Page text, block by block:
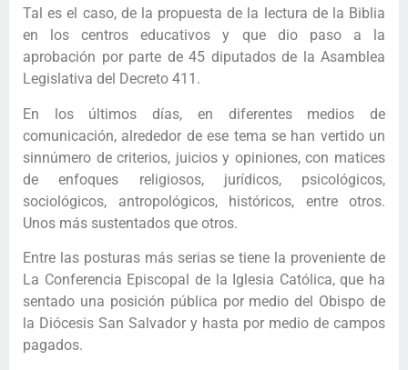
Tal es el caso, de la propuesta de la lectura de la Biblia
en los centros educativos y que dio paso a la
aprobación por parte de 45 diputados de la Asamblea
Legislativa del Decreto 411.
En los últimos días, en diferentes medios de
comunicación, alrededor de ese tema se han vertido un
sinnúmero de criterios, juicios y opiniones, con matices
de enfoques religiosos, jurídicos, psicológicos,
sociológicos, antropológicos, históricos, entre otros.
Unos más sustentados que otros.
Entre las posturas más serias se tiene la proveniente de
La Conferencia Episcopal de la Iglesia Católica, que ha
sentado una posición pública por medio del Obispo de
la Diócesis San Salvador y hasta por medio de campos
pagados.